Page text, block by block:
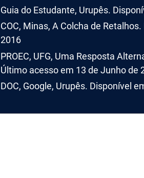
Guia do Estudante, Urupês.
COC, Minas, A Colcha de
2016
PROEC, UFG, Uma Resposta
Último acesso em 13 de Junho de
DOC, Google, Urupês. Disponível